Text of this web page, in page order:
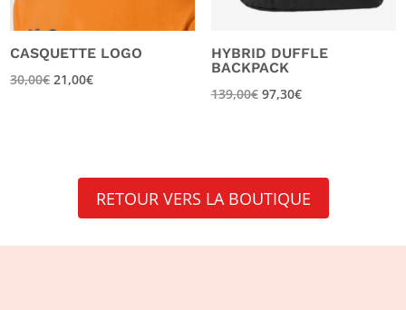
CASQUETTE LOGO
30,00€ 21,00€
HYBRID DUFFLE
BACKPACK
139,00€ 97,30€
RETOUR VERS LA BOUTIQUE